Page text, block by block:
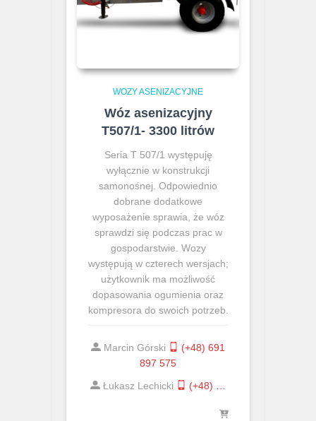
WOZY ASENIZACYJNE
Wóz asenizacyjny
T507/1- 3300 litrów
Seria T 507/1 występuję
wyłącznie w konstrukcji
samonośnej. Odpowiednio
dobrane dodatkowe
wyposażenie sprawia, że wóz
sprawdzi się podczas prac w
gospodarstwie. Wozy
występują w czterech wersjach;
użytkownik ma możliwość
dopasowania ogumienia oraz
kompresora do swoich potrzeb.
Marcin Górski
(+48) 691
897 575
Łukasz Lechicki
(+48) …